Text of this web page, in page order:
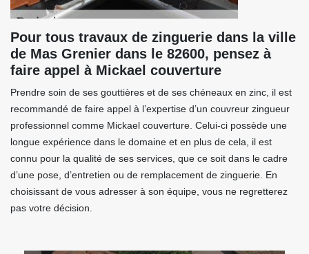
Pour tous travaux de zinguerie dans la ville
de Mas Grenier dans le 82600, pensez à
faire appel à Mickael couverture
Prendre soin de ses gouttières et de ses chéneaux en zinc, il est
recommandé de faire appel à l’expertise d’un couvreur zingueur
professionnel comme Mickael couverture. Celui-ci possède une
longue expérience dans le domaine et en plus de cela, il est
connu pour la qualité de ses services, que ce soit dans le cadre
d’une pose, d’entretien ou de remplacement de zinguerie. En
choisissant de vous adresser à son équipe, vous ne regretterez
pas votre décision.